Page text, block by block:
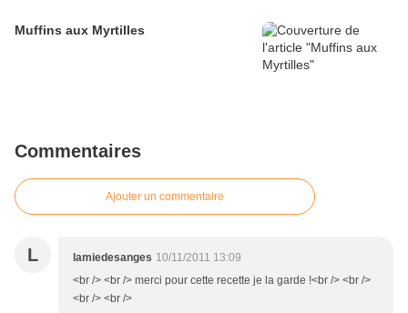
Muffins aux Myrtilles
Commentaires
Ajouter un commentaire
L lamiedesanges 10/11/2011 13:09
<br /> <br /> merci pour cette recette je la garde !<br /> <br />
<br /> <br />